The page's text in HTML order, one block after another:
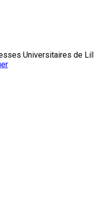
Universitaires de